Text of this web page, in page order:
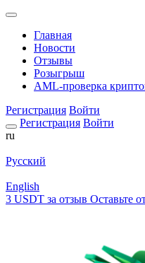
Главная
Новости
Отзывы
Розыгрыш
AML-проверка
Регистрация Войти
Регистрация Войти
ru
Русский
English
3 USDT за отзыв Оставьте